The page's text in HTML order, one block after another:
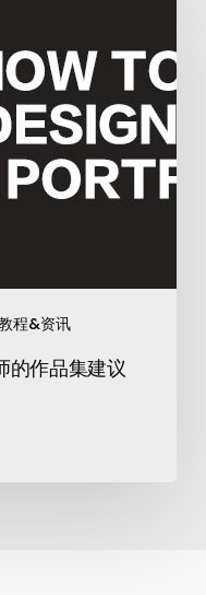
程&资讯
的作品集建议